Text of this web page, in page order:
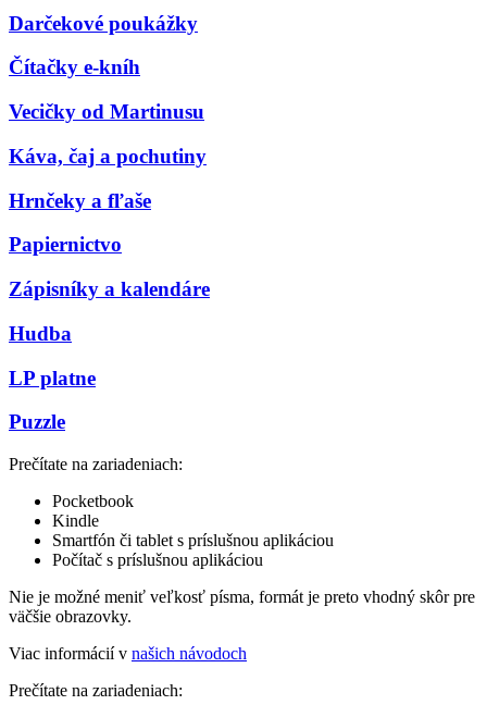
Darčekové poukážky
Čítačky e-kníh
Vecičky od Martinusu
Káva, čaj a pochutiny
Hrnčeky a fľaše
Papiernictvo
Zápisníky a kalendáre
Hudba
LP platne
Puzzle
Prečítate na zariadeniach:
Pocketbook
Kindle
Smartfón či tablet s príslušnou aplikáciou
Počítač s príslušnou aplikáciou
Nie je možné meniť veľkosť písma, formát je preto vhodný skôr pre
väčšie obrazovky.
Viac informácií v našich návodoch
Prečítate na zariadeniach: